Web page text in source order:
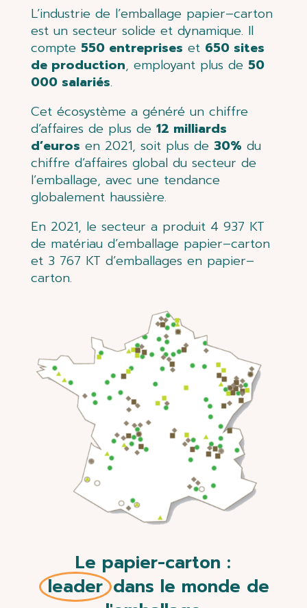
L’industrie de l’emballage papier–carton
est un secteur solide et dynamique. Il
compte 550 entreprises et 650 sites
de production, employant plus de 50
000 salariés.
Cet écosystème a généré un chiffre
d’affaires de plus de 12 milliards
d’euros en 2021, soit plus de 30% du
chiffre d’affaires global du secteur de
l’emballage, avec une tendance
globalement haussière.
En 2021, le secteur a produit 4 937 KT
de matériau d’emballage papier–carton
et 3 767 KT d’emballages en papier–
carton.
Le papier-carton :
leader dans le monde de